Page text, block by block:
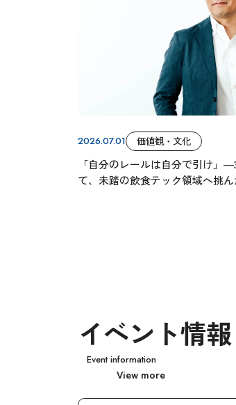
2026.07.01 価値観・文化
「自分のレールは自分で引け」
て、未踏の飲食テック領域へ挑
イベント情報
Event information
View more